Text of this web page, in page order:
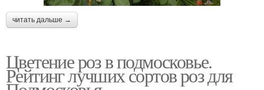
читать дальше →
Цветение роз в подмосковье.
Рейтинг лучших сортов роз для